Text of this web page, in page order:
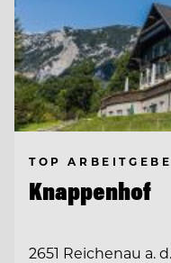
TOP
Knappenhof
2651 Reichenau a.